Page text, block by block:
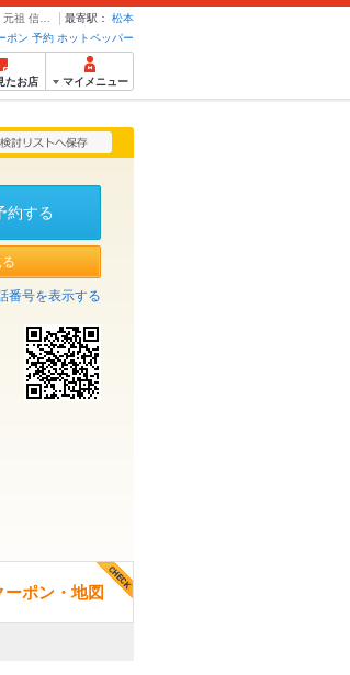
最寄駅：
松本
ポン 予約 ホットペッパー
たお店 マイメニュー
約する
番号を表示する
ーポン・地図